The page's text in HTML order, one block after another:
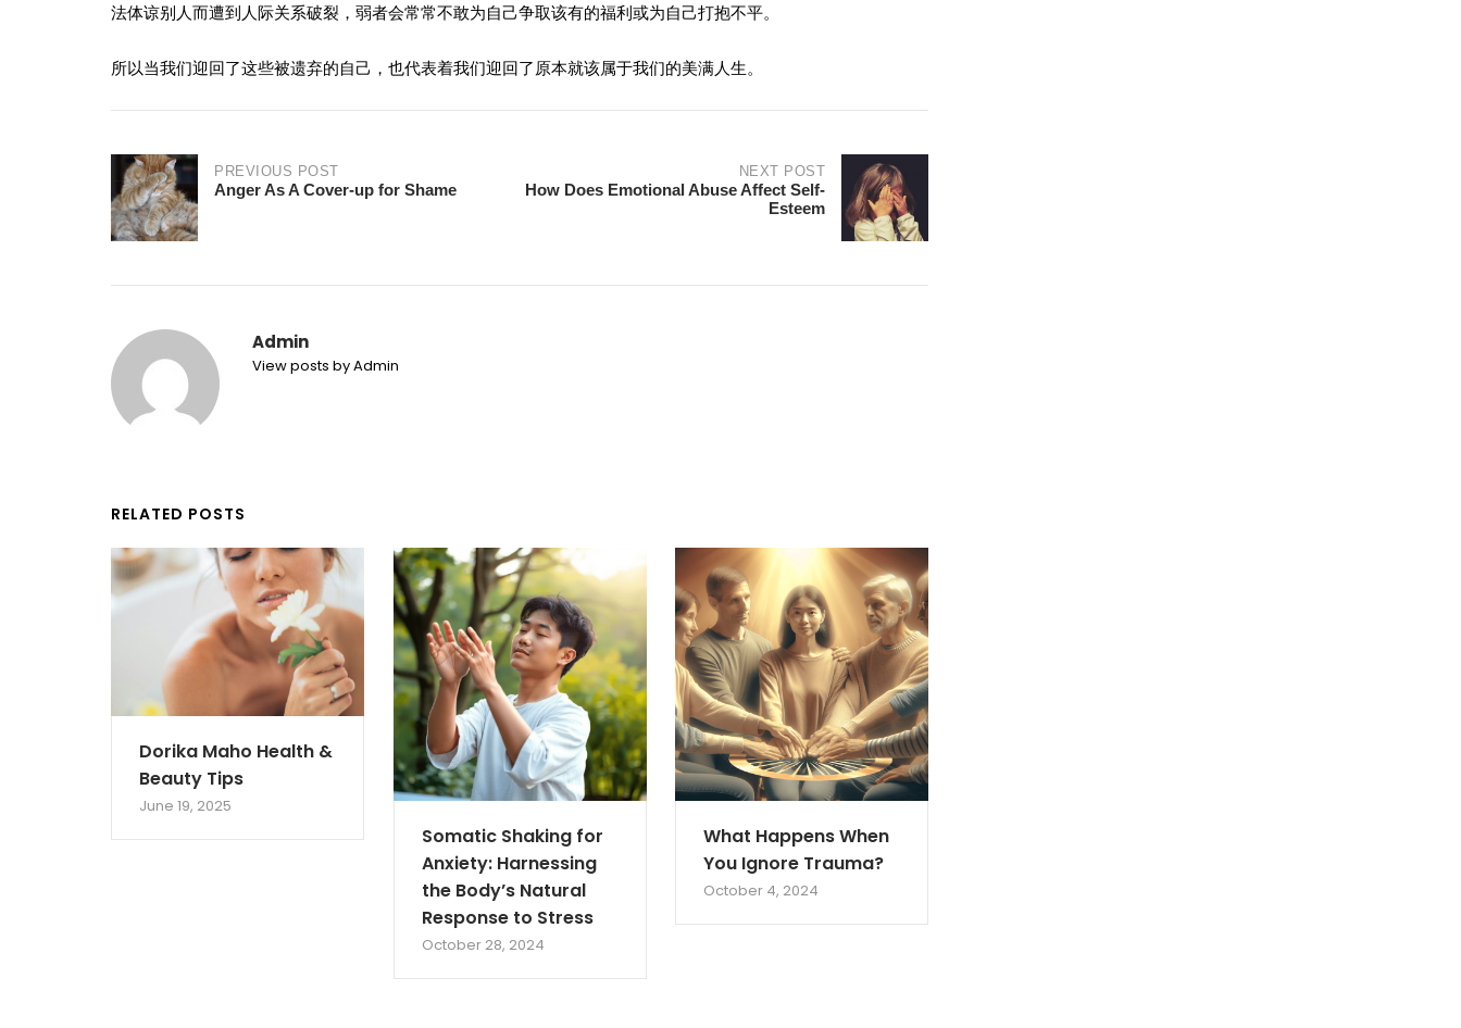
法体谅别人而遭到人际关系破裂，弱者会常常不敢为自己争取该有的福利或为自己打抱不平。
所以当我们迎回了这些被遗弃的自己，也代表着我们迎回了原本就该属于我们的美满人生。
Post
navigation
PREVIOUS POST
Anger As A Cover-up for Shame
NEXT POST
How Does Emotional Abuse Affect Self-
Esteem
Admin
View posts by Admin
RELATED POSTS
Dorika Maho Health &
Beauty Tips
June 19, 2025
Somatic Shaking for
Anxiety: Harnessing
the Body’s Natural
Response to Stress
October 28, 2024
What Happens When
You Ignore Trauma?
October 4, 2024